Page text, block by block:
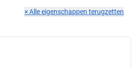
×Alle eigenschappen terugzetten